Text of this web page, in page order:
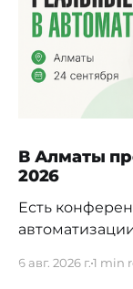
В Алматы
2026
Есть
6 авг. 2026 г.1 min